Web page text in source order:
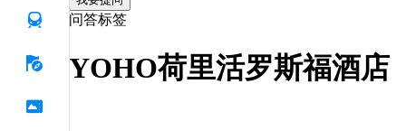
问答标签
YOHO荷里活罗斯福酒店